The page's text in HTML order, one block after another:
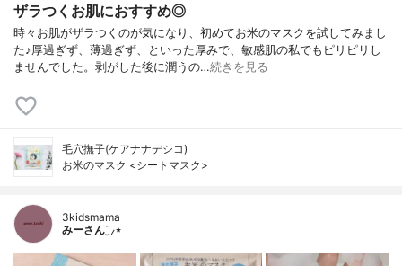
ザラつくお肌におすすめ◎
時々お肌がザラつくのが気になり、初めてお米のマスクを試してみまし
た♪厚過ぎず、薄過ぎず、といった厚みで、敏感肌の私でもピリピリし
ませんでした。剥がした後に潤うの…続きを見る
毛穴撫子(ケアナナデシコ)
お米のマスク <シートマスク>
3kidsmama
みーさん¨̮⸝⋆